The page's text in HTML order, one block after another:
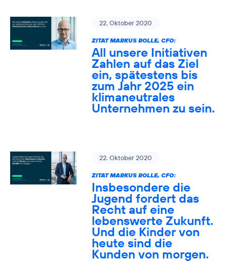
22. Oktober 2020
ZITAT MARKUS ROLLE, CFO:
All unsere Initiativen
Zahlen auf das Ziel
ein, spätestens bis
zum Jahr 2025 ein
klimaneutrales
Unternehmen zu sein.
22. Oktober 2020
ZITAT MARKUS ROLLE, CFO:
Insbesondere die
Jugend fordert das
Recht auf eine
lebenswerte Zukunft.
Und die Kinder von
heute sind die
Kunden von morgen.